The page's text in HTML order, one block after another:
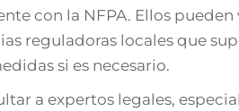
con la NFPA. Ellos
reguladoras locales que
si es necesario.
a expertos legales,